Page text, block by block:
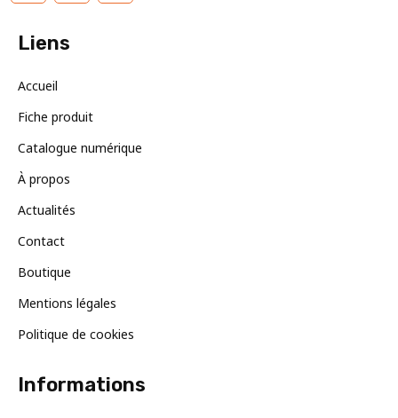
Liens
Accueil
Fiche produit
Catalogue numérique
À propos
Actualités
Contact
Boutique
Mentions légales
Politique de cookies
Informations